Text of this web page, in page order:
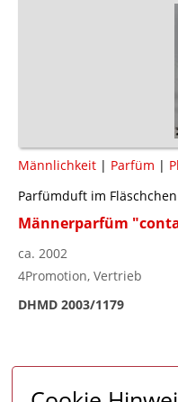
Männlichkeit | Parfüm |
Parfümduft im Fläschchen
Männerparfüm
ca. 2002
4Promotion, Vertrieb
DHMD 2003/1179